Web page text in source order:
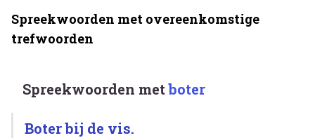
Spreekwoorden met overeenkomstige
trefwoorden
Spreekwoorden metboter
Boter bij de vis.